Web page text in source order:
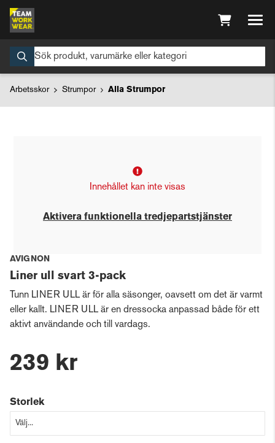
Arbetsskor Strumpor Alla Strumpor
Innehållet kan inte visas
Aktivera funktionella tredjepartstjänster
AVIGNON
Liner ull svart 3-pack
Tunn LINER ULL är för alla säsonger, oavsett om det är varmt
eller kallt. LINER ULL är en dressocka anpassad både för ett
aktivt användande och till vardags.
239 kr
Storlek